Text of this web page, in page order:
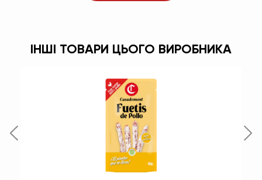
ІНШІ ТОВАРИ ЦЬОГО ВИРОБНИКА